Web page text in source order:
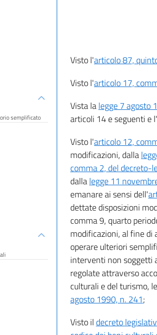
semplificato
Visto l'articolo 87,
Visto l'articolo 17,
Vista lalegge 7 agosto
articoli 14 e seguenti e
Visto l'articolo 12,
modificazioni, dalla
comma 2, del decreto-
dallalegge 11
emanare ai sensi dell'
dettate disposizioni
comma 9, quarto
modificazioni, al fine di
operare ulteriori
interventi non soggetti
regolate attraverso
culturali e del turismo,
agosto 1990, n. 241;
Visto il decreto